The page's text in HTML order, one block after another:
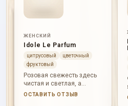
ЖЕНСКИЙ
Idole Le Parfum
цитрусовый
цветочный
фруктовый
Розовая свежесть здесь
чистая и светлая, а
мускусная база делает
ОСТАВИТЬ ОТЗЫВ